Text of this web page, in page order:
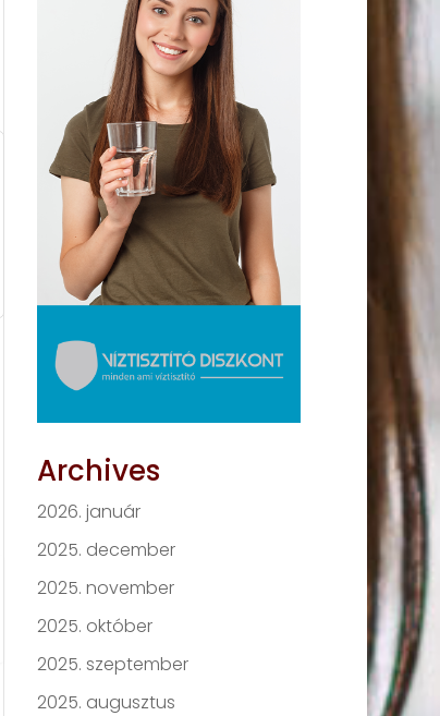
Archives
2026. január
2025. december
2025. november
2025. október
2025. szeptember
2025. augusztus